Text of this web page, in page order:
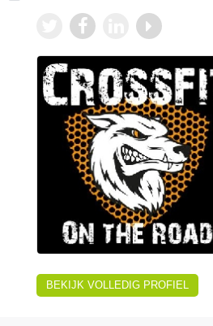
BEKIJK VOLLEDIG PROFIEL